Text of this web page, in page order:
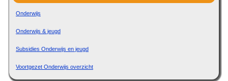
Onderwijs
Onderwijs & jeugd
Subsidies Onderwijs en jeugd
Voortgezet Onderwijs overzicht